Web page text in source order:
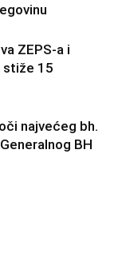
ZEPS-a i
stiže 15
najvećeg bh.
BH